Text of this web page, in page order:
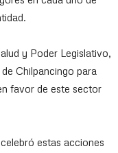
y Poder Legislativo,
Chilpancingo para
favor de este sector
estas acciones